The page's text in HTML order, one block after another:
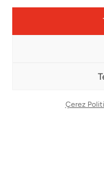
Çerez
Çerez Yönetim Paneli